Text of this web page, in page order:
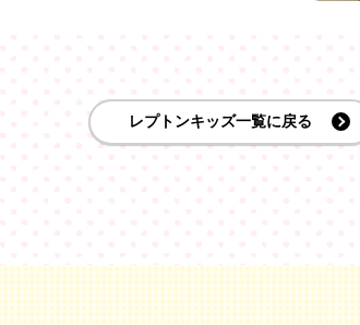
レプトンキッズ一覧に戻る